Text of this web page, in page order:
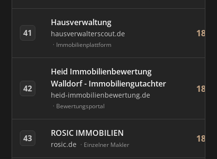
41
Hausverwaltung
hausverwalterscout.de
Immobilienplattform
18
42
Heid Immobilienbewertung
Walldorf - Immobiliengutachter
heid-immobilienbewertung.de
Bewertungsportal
18
43 ROSIC IMMOBILIEN
rosic.de Einzelner Makler
18